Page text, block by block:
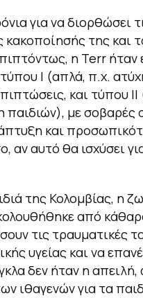
για να διορθώσει
κακοποίησής της και
η Terr ήταν
Ι (απλά, π.χ.
και τύπου
παιδιών), με σοβαρές
και
αν αυτό θα ισχύσει
της Κολομβίας, η
από
τις τραυματικές
υγείας και να
δεν ήταν η
ιθαγενών για τα